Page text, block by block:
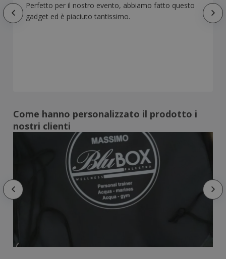
Perfetto per il nostro evento, abbiamo fatto questo
gadget ed è piaciuto tantissimo.
Come hanno personalizzato il prodotto i
nostri clienti